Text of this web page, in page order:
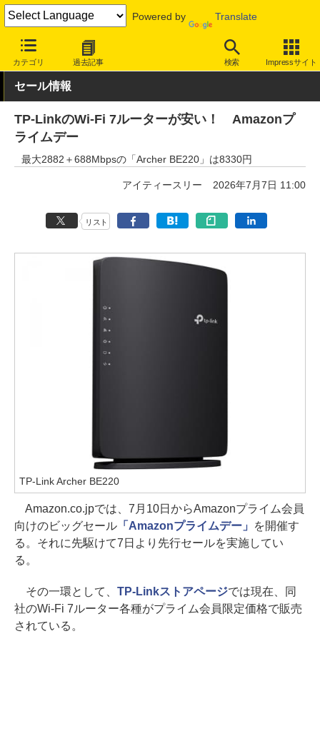
Powered by Translate
カテゴリ 過去記事 検索 Impressサイト
INTERNET Watch セール情報
セール情報
TP-LinkのWi-Fi 7ルーターが安い！ Amazonプ
ライムデー
最大2882＋688Mbpsの「Archer BE220」は8330円
アイティースリー 2026年7月7日 11:00
リスト
TP-Link Archer BE220
Amazon.co.jpでは、7月10日からAmazonプライム会員
向けのビッグセール「Amazonプライムデー」
を開催す
る。それに先駆けて7日より先行セールを実施してい
る。
その一環として、 TP-Linkストアページでは現在、同
社のWi-Fi 7ルーター各種がプライム会員限定価格で販売
されている。